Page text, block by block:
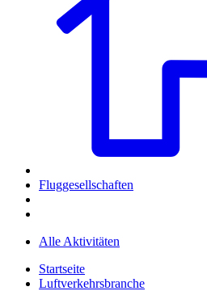
Fluggesellschaften
Alle Aktivitäten
Startseite
Luftverkehrsbranche